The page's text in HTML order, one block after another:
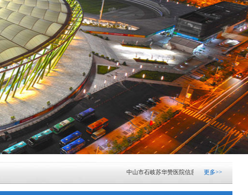
中山市石岐苏华赞医院信息化升级项目市场调研公
更多>>